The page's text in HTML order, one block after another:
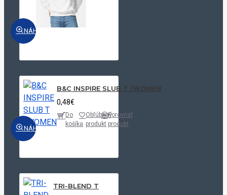
NÁHĽAD
NÁHĽAD
B&C INSPIRE SLUB T /WOMEN
0,48€
Do
košíka
Obľúbený
produkt
Porovnať
produkt
TRI-BLEND T